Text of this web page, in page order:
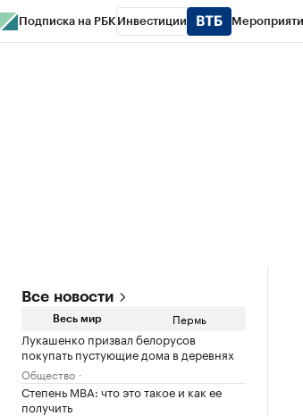
Подписка на РБК Инвестиции
Все новости
Весь мир Пермь
Лукашенко призвал белорусов
покупать пустующие дома в деревнях
Общество
Степень MBA: что это такое и как ее
получить